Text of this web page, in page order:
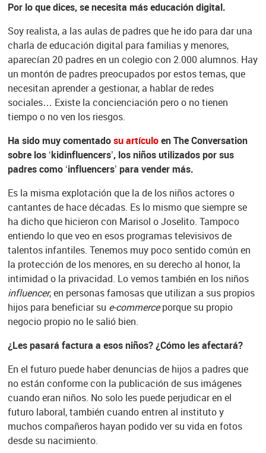
Por lo que dices, se necesita más educación digital.
Soy realista, a las aulas de padres que he ido para dar una
charla de educación digital para familias y menores,
aparecían 20 padres en un colegio con 2.000 alumnos. Hay
un montón de padres preocupados por estos temas, que
necesitan aprender a gestionar, a hablar de redes
sociales… Existe la concienciación pero o no tienen
tiempo o no ven los riesgos.
Ha sido muy comentadosu artículoen The Conversation
sobre los ‘kidinfluencers’, los niños utilizados por sus
padres como ‘influencers’ para vender más.
Es la misma explotación que la de los niños actores o
cantantes de hace décadas. Es lo mismo que siempre se
ha dicho que hicieron con Marisol o Joselito. Tampoco
entiendo lo que veo en esos programas televisivos de
talentos infantiles. Tenemos muy poco sentido común en
la protección de los menores, en su derecho al honor, la
intimidad o la privacidad. Lo vemos también en los niños
influencer, en personas famosas que utilizan a sus propios
hijos para beneficiar su e-commerceporque su propio
negocio propio no le salió bien.
¿Les pasará factura a esos niños? ¿Cómo les afectará?
En el futuro puede haber denuncias de hijos a padres que
no están conforme con la publicación de sus imágenes
cuando eran niños. No solo les puede perjudicar en el
futuro laboral, también cuando entren al instituto y
muchos compañeros hayan podido ver su vida en fotos
desde su nacimiento.